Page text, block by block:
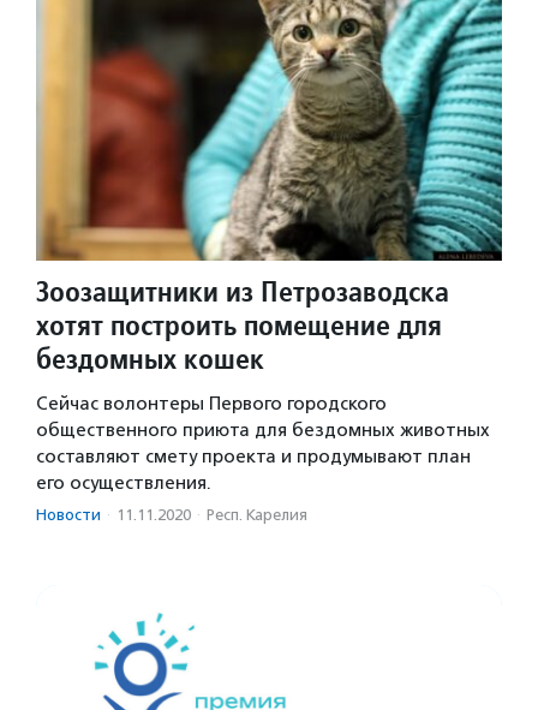
Зоозащитники из Петрозаводска
хотят построить помещение для
бездомных кошек
Сейчас волонтеры Первого городского
общественного приюта для бездомных животных
составляют смету проекта и продумывают план
его осуществления.
Новости · 11.11.2020 · Респ. Карелия